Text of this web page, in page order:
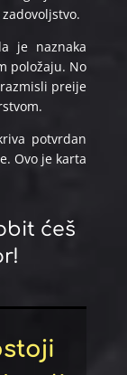
je naznaka
položaju. No
preije
potvrdan
Ovo je karta
ćeš